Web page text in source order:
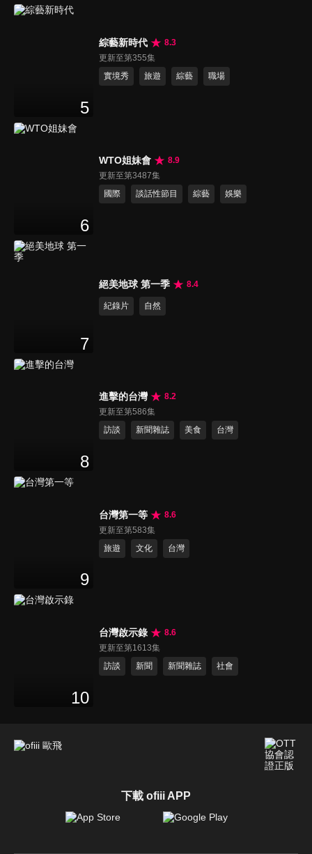
5
綜藝新時代
8.3
更新至第355集
實境秀
旅遊 綜藝 職場
6
WTO姐妹會
8.9
更新至第3487集
國際
談話性節目 綜藝 娛樂
7
絕美地球 第一季 8.4
紀錄片 自然
8
進擊的台灣
8.2
更新至第586集
訪談
新聞雜誌 美食 台灣
9
台灣第一等
8.6
更新至第583集
旅遊
文化 台灣
10
台灣啟示錄
8.6
更新至第1613集
訪談
新聞 新聞雜誌 社會
下載 ofiii APP